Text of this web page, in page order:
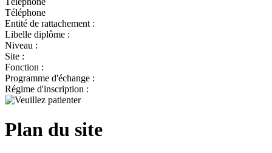
Téléphone
Entité de rattachement :
Libelle diplôme :
Niveau :
Site :
Fonction :
Programme d'échange :
Régime d'inscription :
Plan du site